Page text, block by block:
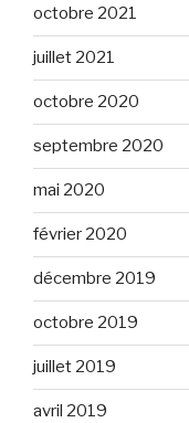
octobre 2021
juillet 2021
octobre 2020
septembre 2020
mai 2020
février 2020
décembre 2019
octobre 2019
juillet 2019
avril 2019